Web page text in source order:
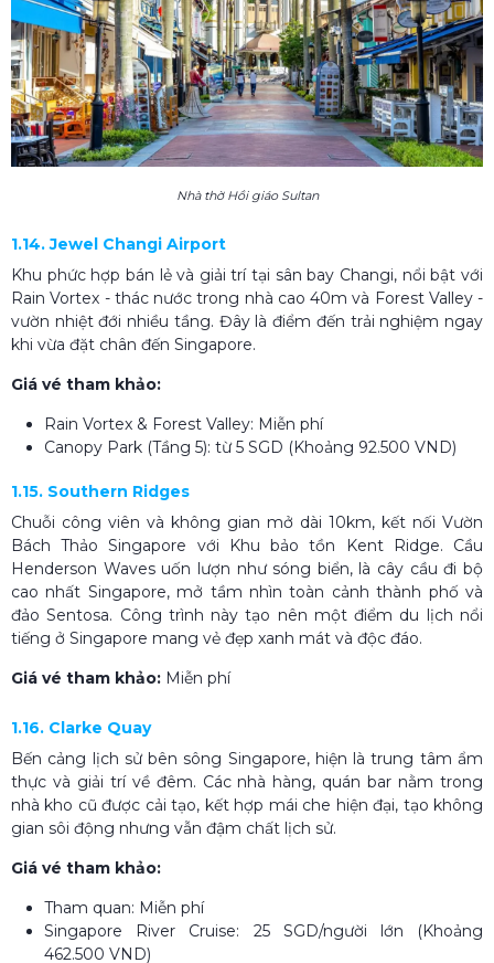
Nhà thờ Hồi giáo Sultan
1.14. Jewel Changi Airport
Khu phức hợp bán lẻ và giải trí tại sân bay Changi, nổi bật với
Rain Vortex - thác nước trong nhà cao 40m và Forest Valley -
vườn nhiệt đới nhiều tầng. Đây là điểm đến trải nghiệm ngay
khi vừa đặt chân đến Singapore.
Giá vé tham khảo:
Rain Vortex & Forest Valley: Miễn phí
Canopy Park (Tầng 5): từ 5 SGD (Khoảng 92.500 VND)
1.15. Southern Ridges
Chuỗi công viên và không gian mở dài 10km, kết nối Vườn
Bách Thảo Singapore với Khu bảo tồn Kent Ridge. Cầu
Henderson Waves uốn lượn như sóng biển, là cây cầu đi bộ
cao nhất Singapore, mở tầm nhìn toàn cảnh thành phố và
đảo Sentosa. Công trình này tạo nên một điểm du lịch nổi
tiếng ở Singapore mang vẻ đẹp xanh mát và độc đáo.
Giá vé tham khảo: Miễn phí
1.16. Clarke Quay
Bến cảng lịch sử bên sông Singapore, hiện là trung tâm ẩm
thực và giải trí về đêm. Các nhà hàng, quán bar nằm trong
nhà kho cũ được cải tạo, kết hợp mái che hiện đại, tạo không
gian sôi động nhưng vẫn đậm chất lịch sử.
Giá vé tham khảo:
Tham quan: Miễn phí
Singapore River Cruise: 25 SGD/người lớn (Khoảng
462.500 VND)